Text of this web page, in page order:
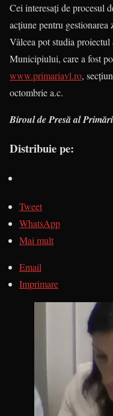
Cei interesați de procesul
acțiune pentru
Vâlcea pot studia
Municipiului, care a fost
www.primariavl.ro,
octombrie a.c.
Biroul de Presă al
Distribuie pe:
Tweet
WhatsApp
Mai mult
Email
Imprimare